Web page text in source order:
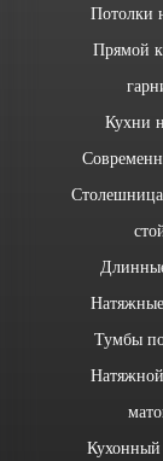
Потолки
Прямой
Кухни
Тумбы
Кухонный